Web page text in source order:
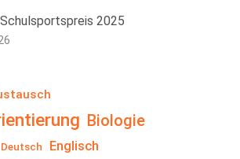
2025
Biologie
Deutsch Englisch